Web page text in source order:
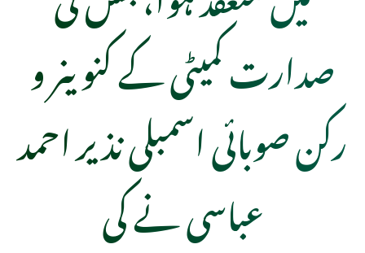
صدارت کمیٹی کے کنوینر و
رکن صوبائی اسمبلی نذیر احمد
عباسی نے کی